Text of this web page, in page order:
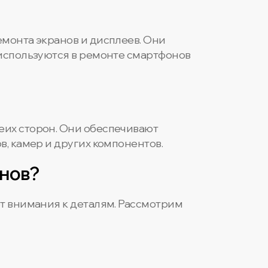
экранов и дисплеев. Они
в ремонте смартфонов
сторон. Они обеспечивают
камер и других компонентов.
внимания к деталям. Рассмотрим